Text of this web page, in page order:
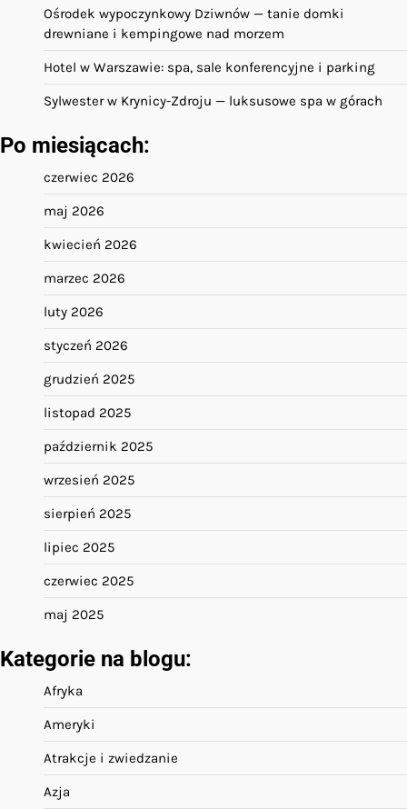
Ośrodek wypoczynkowy Dziwnów — tanie domki
drewniane i kempingowe nad morzem
Hotel w Warszawie: spa, sale konferencyjne i parking
Sylwester w Krynicy-Zdroju — luksusowe spa w górach
Po miesiącach:
czerwiec 2026
maj 2026
kwiecień 2026
marzec 2026
luty 2026
styczeń 2026
grudzień 2025
listopad 2025
październik 2025
wrzesień 2025
sierpień 2025
lipiec 2025
czerwiec 2025
maj 2025
Kategorie na blogu:
Afryka
Ameryki
Atrakcje i zwiedzanie
Azja